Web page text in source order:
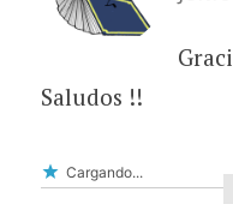
Saludos !!
Cargando...